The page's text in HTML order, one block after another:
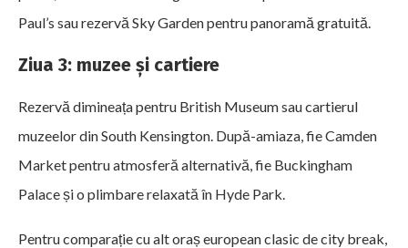
Paul’s sau rezervă Sky Garden pentru panoramă gratuită.
Ziua 3: muzee și cartiere
Rezervă dimineața pentru British Museum sau cartierul
muzeelor din South Kensington. După-amiaza, fie Camden
Market pentru atmosferă alternativă, fie Buckingham
Palace și o plimbare relaxată în Hyde Park.
Pentru comparație cu alt oraș european clasic de city break,